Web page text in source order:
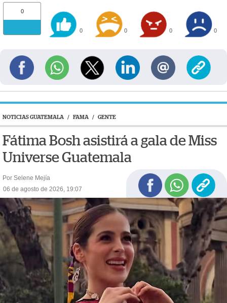
0
0 0 0 0
NOTICIAS GUATEMALA / FAMA / GENTE
Fátima Bosh asistirá a gala de Miss
Universe Guatemala
Por Selene Mejía
06 de agosto de 2026, 19:07